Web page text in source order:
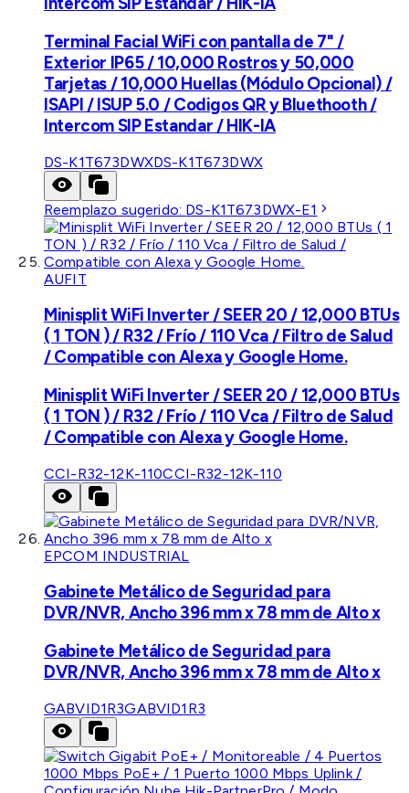
Terminal Facial WiFi con pantalla de 7" /
Exterior IP65 / 10,000 Rostros y 50,000
Tarjetas / 10,000 Huellas (Módulo Opcional) /
ISAPI / ISUP 5.0 / Codigos QR y Bluethooth /
Intercom SIP Estandar / HIK-IA
DS-K1T673DWXDS-K1T673DWX
Reemplazo sugerido: DS-K1T673DWX-E1
AUFIT
Minisplit WiFi Inverter / SEER 20 / 12,000 BTUs
( 1 TON ) / R32 / Frío / 110 Vca / Filtro de Salud
/ Compatible con Alexa y Google Home.
Minisplit WiFi Inverter / SEER 20 / 12,000 BTUs
( 1 TON ) / R32 / Frío / 110 Vca / Filtro de Salud
/ Compatible con Alexa y Google Home.
CCI-R32-12K-110CCI-R32-12K-110
EPCOM INDUSTRIAL
Gabinete Metálico de Seguridad para
DVR/NVR, Ancho 396 mm x 78 mm de Alto x
Gabinete Metálico de Seguridad para
DVR/NVR, Ancho 396 mm x 78 mm de Alto x
GABVID1R3GABVID1R3